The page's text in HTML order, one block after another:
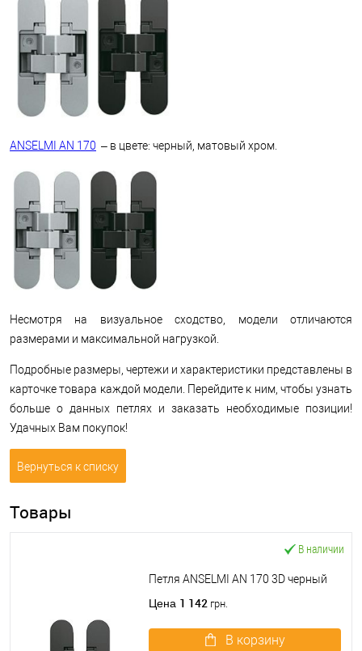
ANSELMI AN 170 – в цвете: черный, матовый хром.
Несмотря на визуальное сходство, модели отличаются
размерами и максимальной нагрузкой.
Подробные размеры, чертежи и характеристики представлены в
карточке товара каждой модели. Перейдите к ним, чтобы узнать
больше о данных петлях и заказать необходимые позиции!
Удачных Вам покупок!
Вернуться к списку
Товары
В наличии
Петля ANSELMI AN 170 3D черный
Цена 1 142 грн.
В корзину